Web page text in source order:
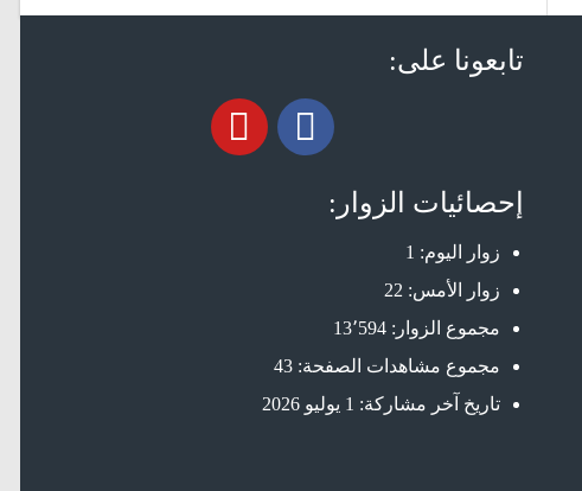
تابعونا على:
إحصائيات الزوار:
زوار اليوم: 1
زوار الأمس: 22
مجموع الزوار: 13٬594
مجموع مشاهدات الصفحة: 43
تاريخ آخر مشاركة: 1 يوليو 2026